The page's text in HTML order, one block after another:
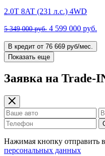
2.0T 8AT (231 л.с.) 4WD
5 349 000 руб. 4 599 000 руб.
В кредит от 76 669 руб/мес.
Показать еще
Заявка на Trade-
Нажимая кнопку отправить
персональных данных